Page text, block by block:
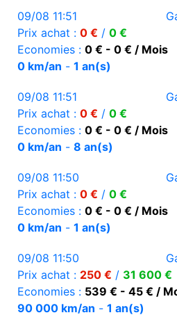
09/08 11:51
Prix achat : 0 € / 0 €
Economies : 0 € - 0 € / Mois
0 km/an - 1 an(s)
09/08 11:51
Prix achat : 0 € / 0 €
Economies : 0 € - 0 € / Mois
0 km/an - 8 an(s)
09/08 11:50
Prix achat : 0 € / 0 €
Economies : 0 € - 0 € / Mois
0 km/an - 1 an(s)
09/08 11:50
Prix achat : 250 € / 31 600 €
Economies : 539 € - 45 € /
90 000 km/an - 1 an(s)